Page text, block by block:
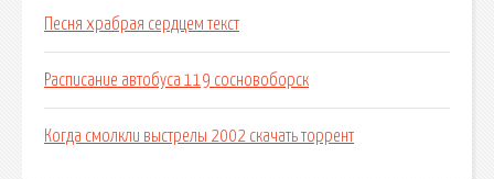
Песня храбрая сердцем текст
Расписание автобуса 119 сосновоборск
Когда смолкли выстрелы 2002 скачать торрент